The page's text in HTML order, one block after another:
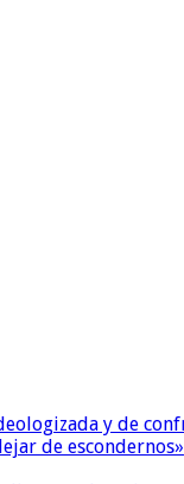
y de
de escondernos»